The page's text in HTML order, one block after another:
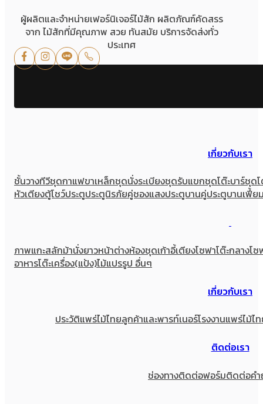
ผู้ผลิตและจำหน่ายเฟอร์นิเจอร์ไม้สัก ผลิตภัณฑ์คัดสรร
จาก ไม้สักที่มีคุณภาพ สวย ทันสมัย บริการจัดส่งทั่ว
ประเทศ
เกี่ยวกับเรา
ชั้นวางทีวีชุดกาแฟขาเหล็กชุดนั่งระเบียงชุดรับแขกชุดโต๊ะบาร์ชุดโ
หัวเตียงตู้โชว์ประตูประตูนิรภัยคู่ชองแสงประตูบานคู่ประตูบานเฟี้ย
ภาพแกะสลักม้านั่งยาวหน้าต่างห้องชุดเก้าอี้เตียงโซฟาโต๊ะกลางโซ
อาหารโต๊ะเครื่อง(แป้ง)ไม้แปรรูป อื่นๆ
เกี่ยวกับเรา
ประวัติแพร่ไม้ไทยลูกค้าและพารท์เนอร์โรงงานแพร่ไม้ไ
ติดต่อเรา
ช่องทางติดต่อฟอร์มติดต่อค